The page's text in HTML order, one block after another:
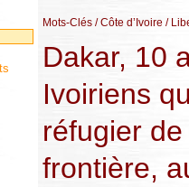
Mots-Clés / Côte d’Ivoire /
Dakar, 10
Ivoiriens
réfugier de
frontière,